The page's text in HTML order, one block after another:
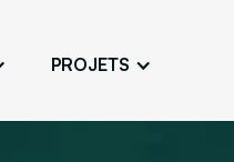
PROJETS